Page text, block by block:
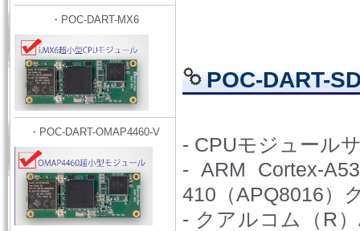
・POC-DART-MX6
・POC-DART-OMAP4460-V
POC-DART-
- CPUモジュール
- ARM Cortex-
410（APQ8016）
- クアルコム（R